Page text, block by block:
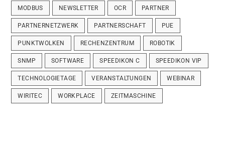
MODBUS NEWSLETTER OCR PARTNER
PARTNERNETZWERK PARTNERSCHAFT PUE
PUNKTWOLKEN RECHENZENTRUM ROBOTIK
SNMP SOFTWARE SPEEDIKON C SPEEDIKON VIP
TECHNOLOGIETAGE VERANSTALTUNGEN WEBINAR
WIRITEC WORKPLACE ZEITMASCHINE